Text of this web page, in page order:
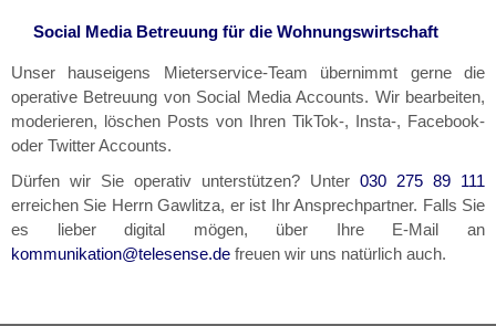
Social Media Betreuung für die Wohnungswirtschaft
Unser hauseigens Mieterservice-Team übernimmt gerne die
operative Betreuung von Social Media Accounts. Wir bearbeiten,
moderieren, löschen Posts von Ihren TikTok-, Insta-, Facebook-
oder Twitter Accounts.
Dürfen wir Sie operativ unterstützen? Unter 030 275 89 111
erreichen Sie Herrn Gawlitza, er ist Ihr Ansprechpartner. Falls Sie
es lieber digital mögen, über Ihre E-Mail an
kommunikation@telesense.de freuen wir uns natürlich auch.